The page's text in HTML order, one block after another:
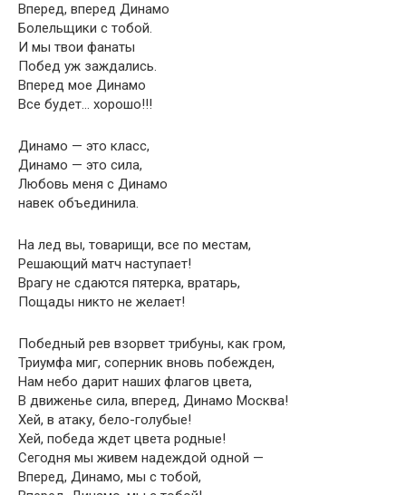
Вперед, вперед Динамо
Болельщики с тобой.
И мы твои фанаты
Побед уж заждались.
Вперед мое Динамо
Все будет… хорошо!!!
Динамо — это класс,
Динамо — это сила,
Любовь меня с Динамо
навек объединила.
На лед вы, товарищи, все по местам,
Решающий матч наступает!
Врагу не сдаются пятерка, вратарь,
Пощады никто не желает!
Победный рев взорвет трибуны, как гром,
Триумфа миг, соперник вновь побежден,
Нам небо дарит наших флагов цвета,
В движенье сила, вперед, Динамо Москва!
Хей, в атаку, бело-голубые!
Хей, победа ждет цвета родные!
Сегодня мы живем надеждой одной —
Вперед, Динамо, мы с тобой,